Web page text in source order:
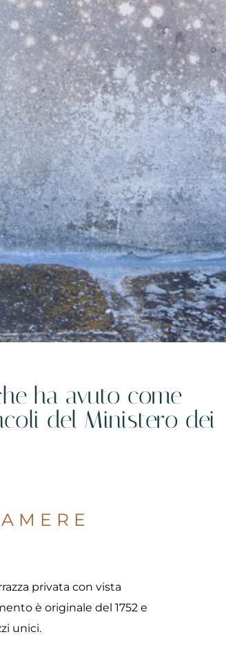
ha avuto come
del Ministero dei
privata con vista
è originale del 1752 e
unici.